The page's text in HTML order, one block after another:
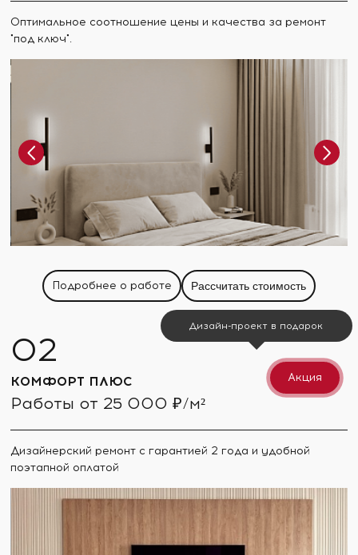
Оптимальное соотношение цены и качества за ремонт
"под ключ".
Подробнее о работе Рассчитать стоимость
КОМФОРТ ПЛЮС
Работы от 25 000 ₽/м²
Дизайнерский ремонт с гарантией 2 года и удобной
поэтапной оплатой
Акция
Дизайн-проект в подарок